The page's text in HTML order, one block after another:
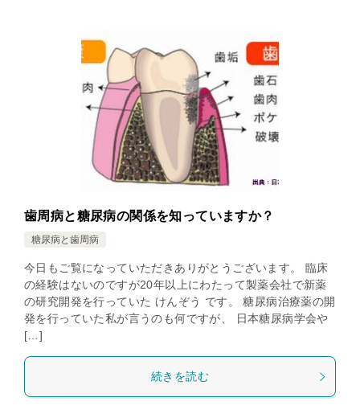
歯周病と糖尿病の関係を知っていますか？
糖尿病と歯周病
今日もご覧になっていただきありがとうございます。 臨床
の経験はないのですが20年以上にわたって製薬会社で新薬
の研究開発を行っていた けんぞう です。 糖尿病治療薬の開
発を行っていた私が言うのも何ですが、 日本糖尿病学会や
[…]
続きを読む